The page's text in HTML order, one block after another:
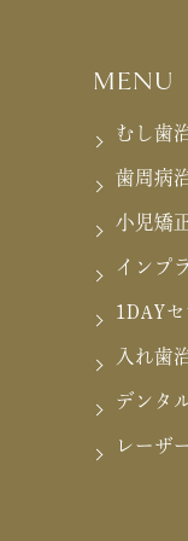
MENU
むし歯
歯周病
小児矯
インプ
1DAY
入れ歯
デンタ
レーザ